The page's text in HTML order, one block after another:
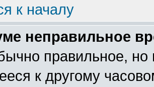
к началу
неправильное
правильное,
к другому